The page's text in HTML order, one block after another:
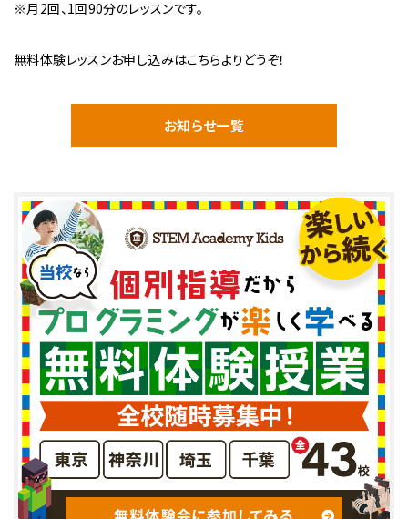
※月2回、1回90分のレッスンです。
無料体験レッスンお申し込みはこちらよりどうぞ！
お知らせ一覧